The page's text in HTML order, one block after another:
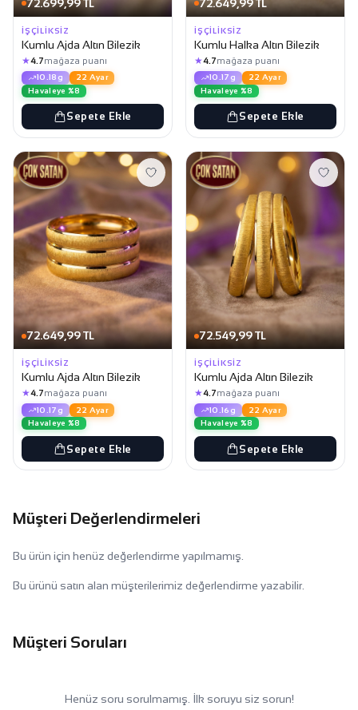
72.699,99 TL
İŞÇILIKSIZ
Kumlu Ajda Altın Bilezik
★4.7mağaza puanı
10.18g
22 Ayar
Havaleye %8
Sepete Ekle
72.649,99 TL
İŞÇILIKSIZ
Kumlu Halka Altın Bilezik
★4.7mağaza puanı
10.17g
22 Ayar
Havaleye %8
Sepete Ekle
72.649,99 TL
İŞÇILIKSIZ
Kumlu Ajda Altın Bilezik
★4.7mağaza puanı
10.17g
22 Ayar
Havaleye %8
Sepete Ekle
72.549,99 TL
İŞÇILIKSIZ
Kumlu Ajda Altın Bilezik
★4.7mağaza puanı
10.16g
22 Ayar
Havaleye %8
Sepete Ekle
Müşteri Değerlendirmeleri
Bu ürün için henüz değerlendirme yapılmamış.
Bu ürünü satın alan müşterilerimiz değerlendirme yazabilir.
Müşteri Soruları
Henüz soru sorulmamış. İlk soruyu siz sorun!